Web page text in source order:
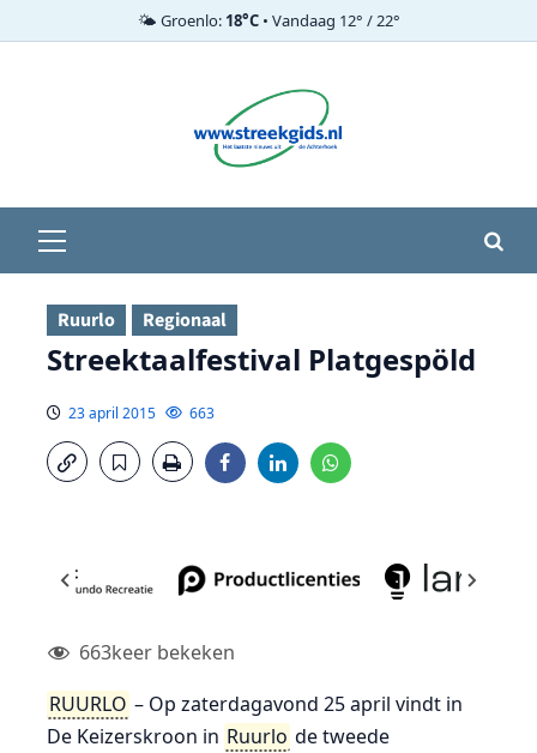
🌤️ Groenlo: 18°C• Vandaag 12° / 22°
menu
Ruurlo Regionaal
Streektaalfestival Platgespöld
23 april 2015 663
663keer bekeken
RUURLO – Op zaterdagavond 25 april vindt in
De Keizerskroon in Ruurlo de tweede